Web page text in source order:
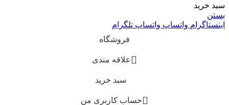
سبد خرید
بستن
اینستاگرام واتساپ واتساپ تلگرام
فروشگاه
علاقه مندی
سبد خرید
حساب کاربری من